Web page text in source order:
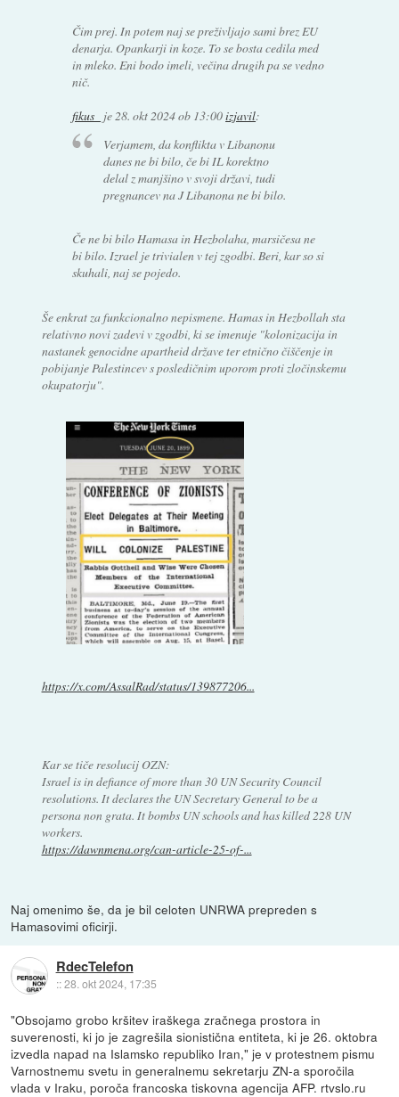
Čim prej. In potem naj se preživljajo sami brez EU
denarja. Opankarji in koze. To se bosta cedila med
in mleko. Eni bodo imeli, večina drugih pa se vedno
nič.
fikus_ je 28. okt 2024 ob 13:00izjavil:
Verjamem, da konflikta v Libanonu
danes ne bi bilo, če bi IL korektno
delal z manjšino v svoji državi, tudi
pregnancev na J Libanona ne bi bilo.
Če ne bi bilo Hamasa in Hezbolaha, marsičesa ne
bi bilo. Izrael je trivialen v tej zgodbi. Beri, kar so si
skuhali, naj se pojedo.
Še enkrat za funkcionalno nepismene. Hamas in Hezbollah sta
relativno novi zadevi v zgodbi, ki se imenuje "kolonizacija in
nastanek genocidne apartheid države ter etnično čiščenje in
pobijanje Palestincev s posledičnim uporom proti zločinskemu
okupatorju".
https://x.com/AssalRad/status/139877206...
Kar se tiče resolucij OZN:
Israel is in defiance of more than 30 UN Security Council
resolutions. It declares the UN Secretary General to be a
persona non grata. It bombs UN schools and has killed 228 UN
workers.
https://dawnmena.org/can-article-25-of-...
Naj omenimo še, da je bil celoten UNRWA prepreden s
Hamasovimi oficirji.
RdecTelefon
::28. okt 2024, 17:35
"Obsojamo grobo kršitev iraškega zračnega prostora in
suverenosti, ki jo je zagrešila sionistična entiteta, ki je 26. oktobra
izvedla napad na Islamsko republiko Iran," je v protestnem pismu
Varnostnemu svetu in generalnemu sekretarju ZN-a sporočila
vlada v Iraku, poroča francoska tiskovna agencija AFP. rtvslo.ru